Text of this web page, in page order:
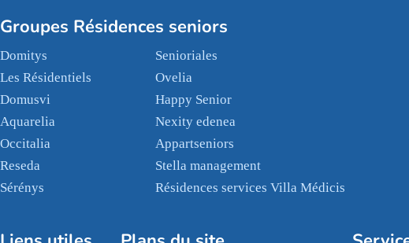
Groupes Résidences seniors
Domitys Senioriales
Les Résidentiels
Ovelia
Domusvi
Happy Senior
Aquarelia
Nexity edenea
Occitalia
Appartseniors
Reseda
Stella management
Sérénys
Résidences services Villa Médicis